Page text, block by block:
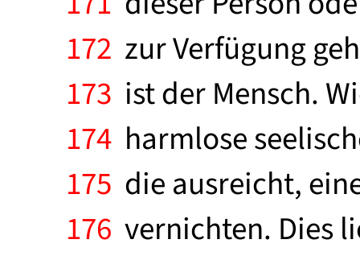
172 zur Verfügung
173 ist der Mensch.
174 harmlose
175 die ausreicht,
176 vernichten. Dies